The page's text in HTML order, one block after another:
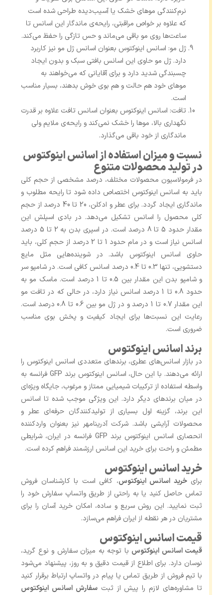
نرم‌کنندگی موهای خشک یا آسیب‌دیده طراحی شده‌ است
که علاوه بر خواص مراقبتی، رایحه‌ی ماندگار این اسانس تا
ساعت‌ها روی مو باقی می‌ماند و حس تازگی را حفظ می‌کند.
ژل مو: اسانس اینوکتوس بعنوان اسانس ژل مو نیز کاربرد
دارد. ژل مو حاوی این اسانس بافتی سبک و بدون ایجاد
چسبندگی شدید دارد و برای آقایانی که می‌خواهند به
موهای خود هم حالت و هم بوی خوش بدهند، بسیار مناسب
است.
تافت: اسانس اینوکتوس بعنوان اسانس تافت علاوه بر قدرت
نگهداری بالا، موها را خشک نمی‌کند و رایحه‌ی ملایم ولی
ماندگاری از خود باقی می‌گذارد.
نسبت و میزان استفاده از اسانس اینوکتوس
در تولید محصولات متنوع
در فرمولاسیون محصولات مختلف، درصد مشخصی از حجم کلی
باید به اسانس اینوکتوس اختصاص داده شود تا رایحه مطلوب و
ماندگاری ایجاد گردد. برای عطر و ادکلن، 20 تا 40 درصد از حجم
کلی محصول را اسانس تشکیل می‌دهد. در بادی اسپلش این
مقدار حدود 5 تا 8 درصد است. در اسپری بدن به 2 تا 5 درصد
اسانس نیاز است و در مام حدود 1 تا 2 درصد از حجم کلی، باید
حاوی اسانس اینوکتوس باشد. در شوینده‌هایی مثل مایع
دستشویی، تنها 0.3 تا 0.4 درصد اسانس کافی است. در شامپو سر
و شامپو بدن این مقدار بین 0.5 تا 1 درصد است. ماسک مو به
حدود 0.8 تا 1 درصد اسانس نیاز دارد، در حالی که در تافت مو
این مقدار 0.7 تا 1 درصد و در ژل مو بین 0.6 تا 0.8 درصد است.
رعایت این نسبت‌ها برای ایجاد کیفیت و پخش بوی مناسب
ضروری است.
برند اسانس اینوکتوس
در بازار اسانس‌های عطری، برندهای متعددی اسانس اینوکتوس را
ارائه می‌دهند. با این حال، اسانس اینوکتوس برند GFP فرانسه به
‌واسطه استفاده از ترکیبات شیمیایی ممتاز و مرغوب، جایگاه ویژه‌ای
در میان برندهای دیگر دارد. این ویژگی موجب شده تا اسانس
این برند، گزینه‌ اول بسیاری از تولیدکنندگان حرفه‌ای عطر و
محصولات آرایشی باشد. شرکت آدرینامهر نیز بعنوان واردکننده
انحصاری اسانس اینوکتوس برند GFP فرانسه در ایران، شرایطی
مطمئن و راحت برای خرید این اسانس ارزشمند فراهم کرده است.
خرید اسانس اینوکتوس
برایخرید اسانس اینوکتوس، کافی است با کارشناسان فروش
تماس حاصل کنید یا به راحتی از طریق واتساپ سفارش خود را
ثبت نمایید. این روش سریع و ساده، امکان خرید آسان را برای
مشتریان در هر نقطه از ایران فراهم می‌سازد.
قیمت اسانس اینوکتوس
قیمت اسانس اینوکتوس با توجه به میزان سفارش و نوع گرید،
نوسان دارد. برای اطلاع از قیمت دقیق و به ‌روز، پیشنهاد می‌شود
با تیم فروش از طریق تماس یا پیام در واتساپ ارتباط برقرار کنید
تا مشاوره‌های لازم را پیش از ثبتسفارش اسانس اینوکتوس